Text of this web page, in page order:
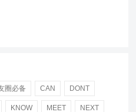
圈必备 CAN DONT
KNOW MEET NEXT